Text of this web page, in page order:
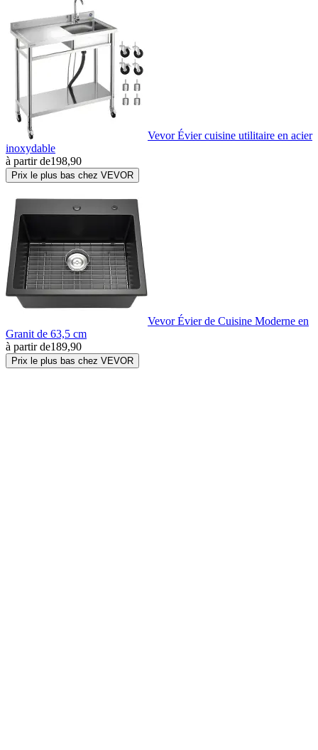
Vevor Évier cuisine utilitaire en acier
inoxydable
à partir de198,90
Prix le plus bas chez VEVOR
Vevor Évier de Cuisine Moderne en
Granit de 63,5 cm
à partir de189,90
Prix le plus bas chez VEVOR